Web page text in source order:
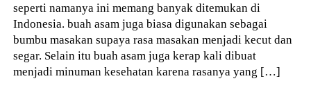
seperti namanya ini memang banyak ditemukan di
Indonesia. buah asam juga biasa digunakan sebagai
bumbu masakan supaya rasa masakan menjadi kecut dan
segar. Selain itu buah asam juga kerap kali dibuat
menjadi minuman kesehatan karena rasanya yang […]